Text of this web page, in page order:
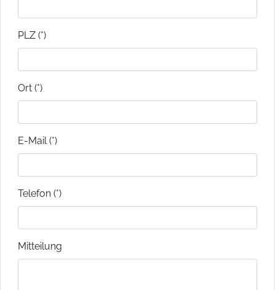
PLZ (*)
Ort (*)
E-Mail (*)
Telefon (*)
Mitteilung